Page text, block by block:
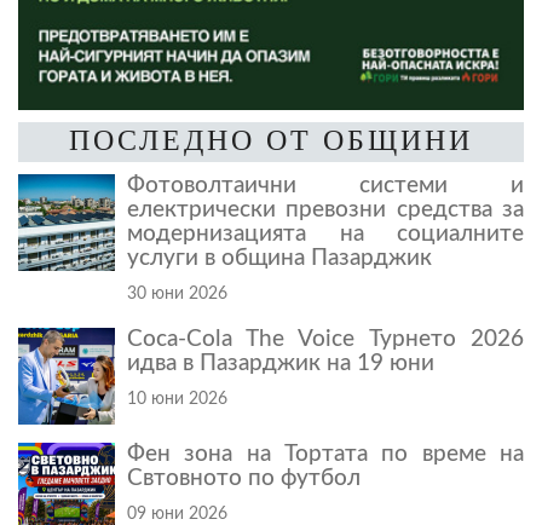
ПОСЛЕДНО ОТ ОБЩИНИ
Фотоволтаични системи и
електрически превозни средства за
модернизацията на социалните
услуги в община Пазарджик
30 юни 2026
Coca-Cola The Voice Турнето 2026
идва в Пазарджик на 19 юни
10 юни 2026
Фен зона на Тортата по време на
Свтовното по футбол
09 юни 2026